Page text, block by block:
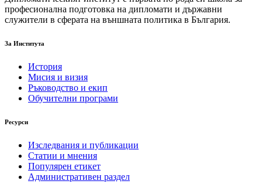
професионална подготовка на дипломати и държавни
служители в сферата на външната политика в България.
За Института
История
Мисия и визия
Ръководство и екип
Обучителни програми
Ресурси
Изследвания и публикации
Статии и мнения
Популярен етикет
Административен раздел